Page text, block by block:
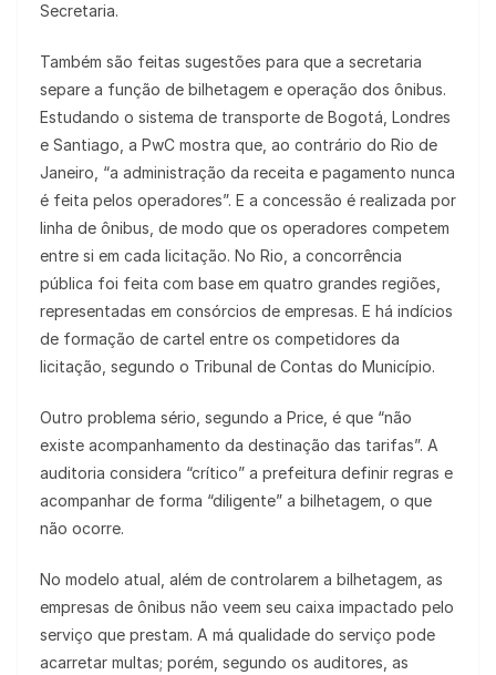
Secretaria.
Também são feitas sugestões para que a secretaria
separe a função de bilhetagem e operação dos ônibus.
Estudando o sistema de transporte de Bogotá, Londres
e Santiago, a PwC mostra que, ao contrário do Rio de
Janeiro, “a administração da receita e pagamento nunca
é feita pelos operadores”. E a concessão é realizada por
linha de ônibus, de modo que os operadores competem
entre si em cada licitação. No Rio, a concorrência
pública foi feita com base em quatro grandes regiões,
representadas em consórcios de empresas. E há indícios
de formação de cartel entre os competidores da
licitação, segundo o Tribunal de Contas do Município.
Outro problema sério, segundo a Price, é que “não
existe acompanhamento da destinação das tarifas”. A
auditoria considera “crítico” a prefeitura definir regras e
acompanhar de forma “diligente” a bilhetagem, o que
não ocorre.
No modelo atual, além de controlarem a bilhetagem, as
empresas de ônibus não veem seu caixa impactado pelo
serviço que prestam. A má qualidade do serviço pode
acarretar multas; porém, segundo os auditores, as